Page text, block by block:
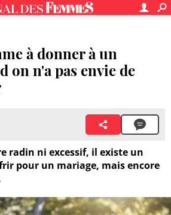
à donner à un
on n'a pas envie de
radin ni excessif, il existe un
pour un mariage, mais encore